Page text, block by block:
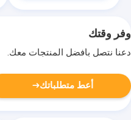
وفر وقتك
دعنا نتصل بأفضل المنتجات معك.
أعط متطلباتك